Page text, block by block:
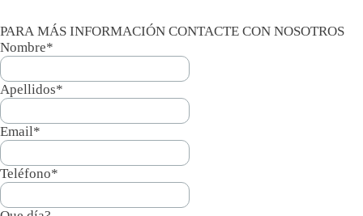
PARA MÁS INFORMACIÓN CONTACTE CON NOSOTROS
Nombre*
Apellidos*
Email*
Teléfono*